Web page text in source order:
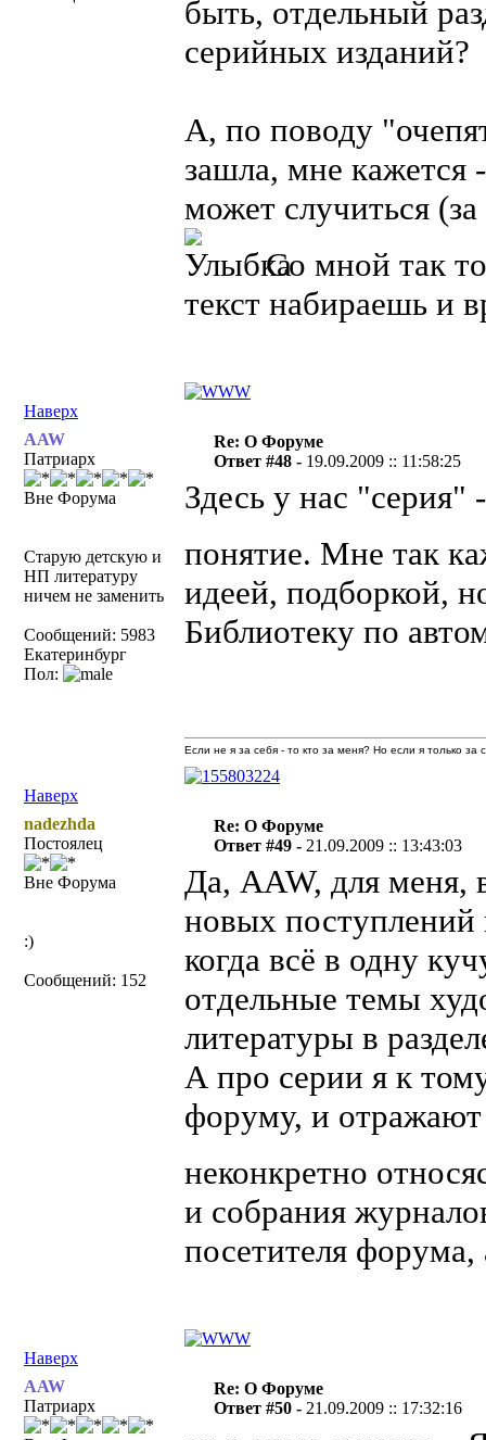
быть, отдельный
серийных изданий?
А, по поводу
зашла, мне кажется
может случиться
Со мной так
текст набираешь и
Наверх
AAW
Патриарх
Вне Форума
Старую детскую и
НП литературу
ничем не заменить
Сообщений: 5983
Екатеринбург
Пол:
Re: О Форуме
Ответ #48 - 19.09.2009 :: 11:58:25
Здесь у нас "серия"
понятие. Мне так
идеей, подборкой,
Библиотеку по
Наверх
Если не я за себя - то кто за меня? Но если я только
nadezhda
Постоялец
Вне Форума
:)
Сообщений: 152
Re: О Форуме
Ответ #49 - 21.09.2009 :: 13:43:03
Да, AAW, для меня,
новых поступлений
когда всё в одну
отдельные темы
литературы в
А про серии я к
форуму, и отражают
неконкретно
и собрания
посетителя форума,
Наверх
AAW
Патриарх
Re: О Форуме
Ответ #50 - 21.09.2009 :: 17:32:16